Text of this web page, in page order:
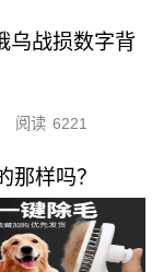
乌战损数字背
阅读 6221
那样吗？